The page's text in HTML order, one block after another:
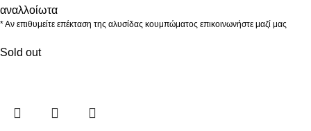
αναλλοίωτα
* Αν επιθυμείτε επέκταση της αλυσίδας κουμπώματος επικοινωνήστε μαζί μας
Sold out